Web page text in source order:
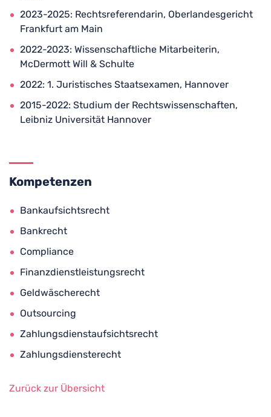
2023-2025: Rechtsreferendarin, Oberlandesgericht
Frankfurt am Main
2022-2023: Wissenschaftliche Mitarbeiterin,
McDermott Will & Schulte
2022: 1. Juristisches Staatsexamen, Hannover
2015-2022: Studium der Rechtswissenschaften,
Leibniz Universität Hannover
Kompetenzen
Bankaufsichtsrecht
Bankrecht
Compliance
Finanzdienstleistungsrecht
Geldwäscherecht
Outsourcing
Zahlungsdienstaufsichtsrecht
Zahlungsdiensterecht
Zurück zur Übersicht